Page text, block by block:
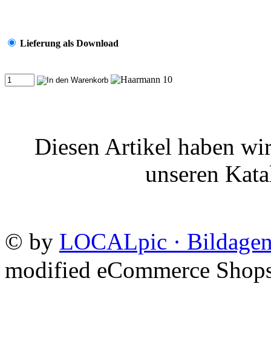
Lieferung als Download
Diesen Artikel haben
unseren
© by LOCALpic ·
modified eCommerce